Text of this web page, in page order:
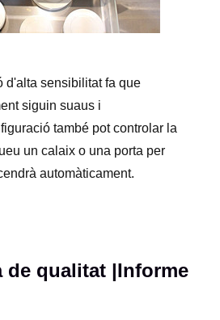
d'alta sensibilitat fa que
siguin suaus i
també pot controlar la
un calaix o una porta per
automàticament.
de qualitat |Informe